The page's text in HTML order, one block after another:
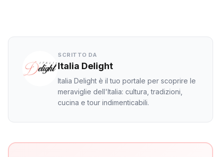
SCRITTO DA
Italia Delight
Italia Delight è il tuo portale per scoprire le
meraviglie dell'Italia: cultura, tradizioni,
cucina e tour indimenticabili.